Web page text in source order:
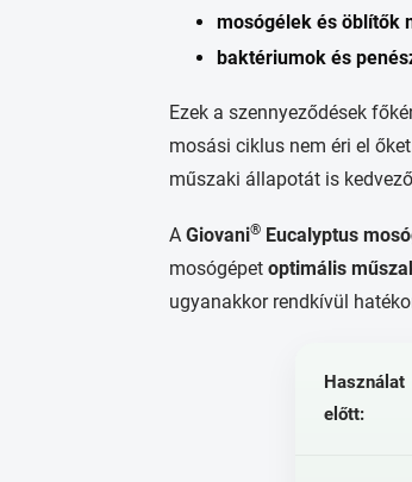
mosógélek és öblítők
baktériumok és
Ezek a szennyeződések
mosási ciklus nem éri el
műszaki állapotát is
AGiovani® Eucalyptus
mosógépetoptimális
ugyanakkor rendkívül
Használat
előtt: